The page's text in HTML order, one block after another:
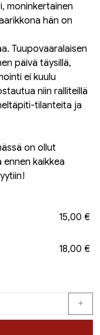
moninkertainen
hän on
Tuupovaaralaisen
päivä täysillä,
ei kuulu
niin ralliteillä
tilanteita ja
on ollut
ennen kaikkea
15,00 €
18,00 €